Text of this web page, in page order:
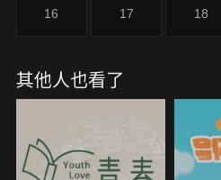
16 17 18
其他人也看了